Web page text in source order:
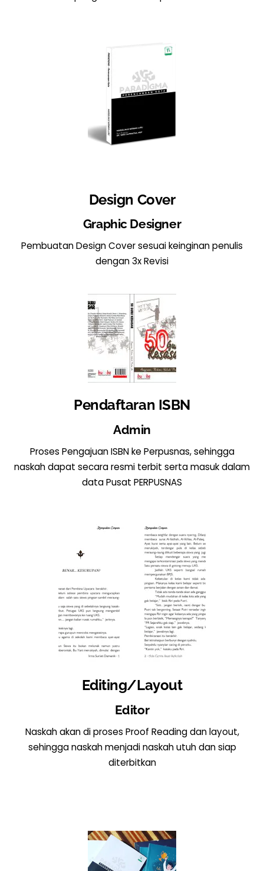
Design Cover
Graphic Designer
Pembuatan Design Cover sesuai keinginan penulis
dengan 3x Revisi
Editing/Layout
Editor
Naskah akan di proses Proof Reading dan layout,
sehingga naskah menjadi naskah utuh dan siap
diterbitkan
Pendaftaran ISBN
Admin
Proses Pengajuan ISBN ke Perpusnas, sehingga
naskah dapat secara resmi terbit serta masuk dalam
data Pusat PERPUSNAS